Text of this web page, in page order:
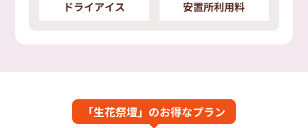
ドライアイス 安置所利用料
「生花祭壇」のお得なプラン